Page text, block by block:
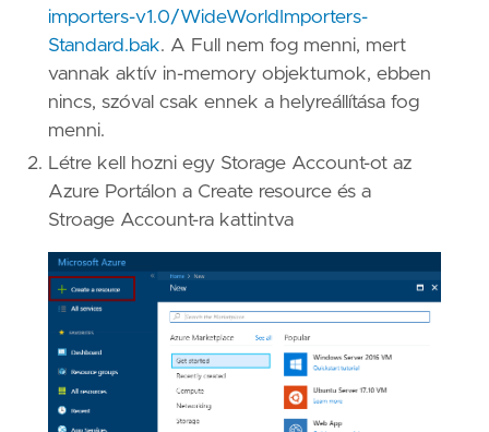
importers-v1.0/WideWorldImporters-
Standard.bak. A Full nem fog menni, mert
vannak aktív in-memory objektumok, ebben
nincs, szóval csak ennek a helyreállítása fog
menni.
Létre kell hozni egy Storage Account-ot az
Azure Portálon a Create resource és a
Stroage Account-ra kattintva